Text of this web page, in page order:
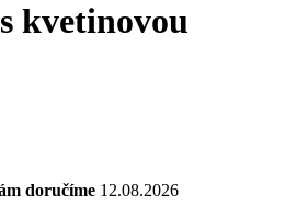
kvetinovou
doručíme 12.08.2026